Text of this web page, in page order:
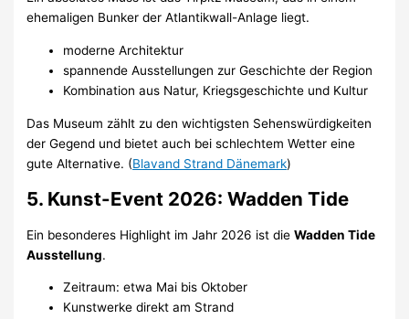
ehemaligen Bunker der Atlantikwall-Anlage liegt.
moderne Architektur
spannende Ausstellungen zur Geschichte der Region
Kombination aus Natur, Kriegsgeschichte und Kultur
Das Museum zählt zu den wichtigsten Sehenswürdigkeiten
der Gegend und bietet auch bei schlechtem Wetter eine
gute Alternative. (Blavand Strand Dänemark)
5. Kunst-Event 2026: Wadden Tide
Ein besonderes Highlight im Jahr 2026 ist dieWadden Tide
Ausstellung.
Zeitraum: etwa Mai bis Oktober
Kunstwerke direkt am Strand